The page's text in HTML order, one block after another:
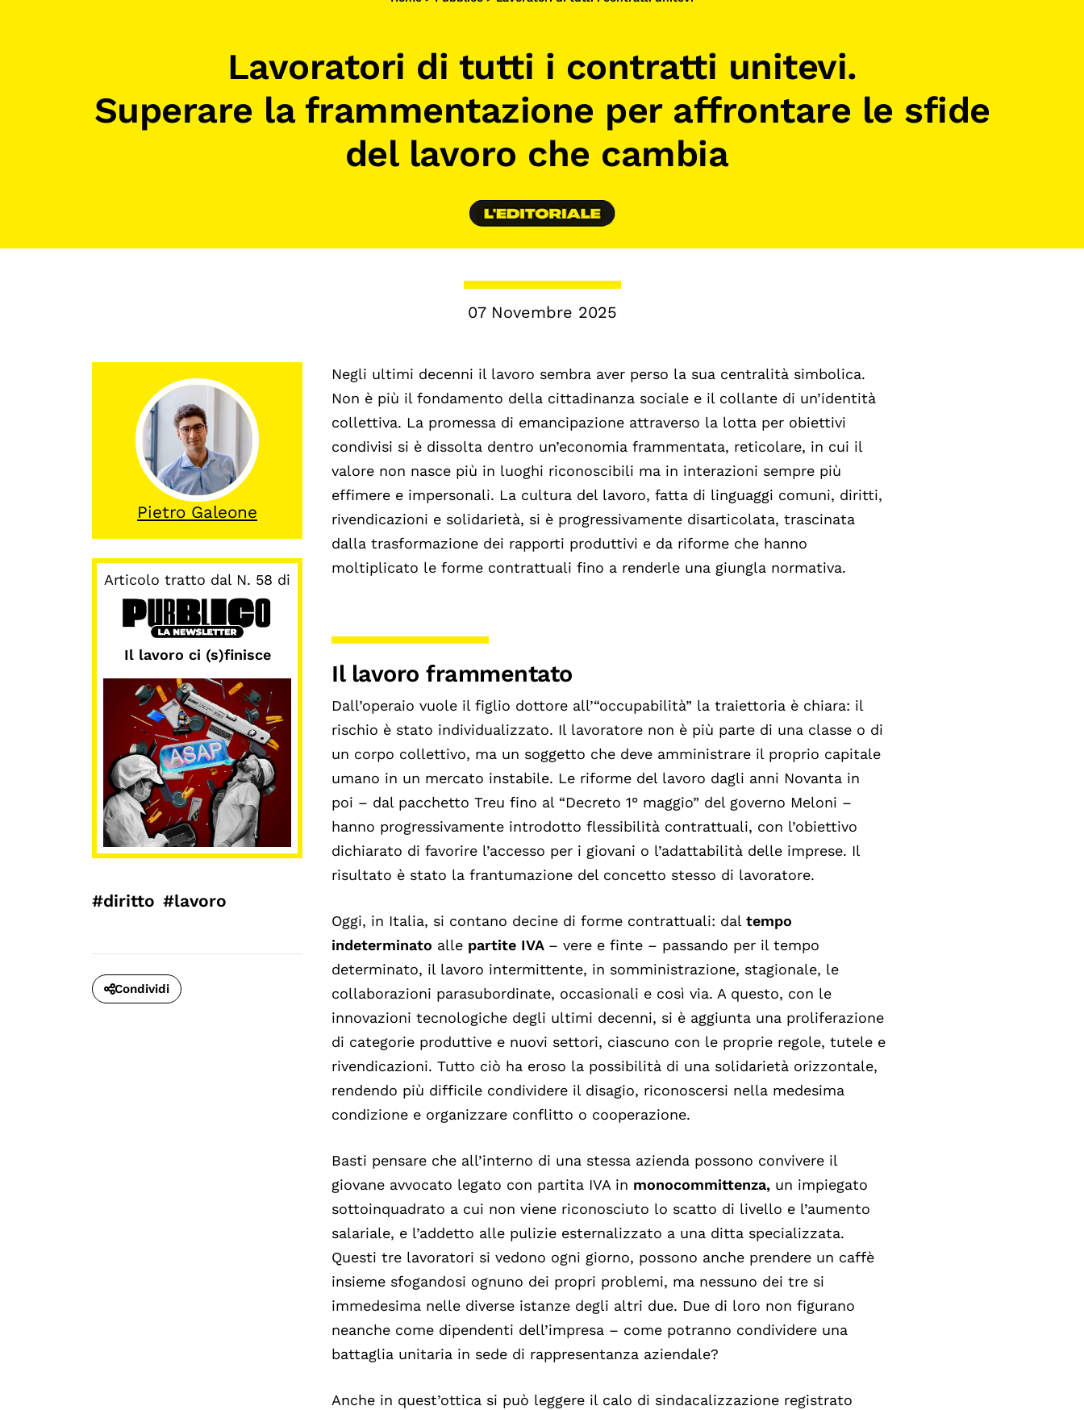
Elezioni dal mondo
Lavoratori di tutti i contratti unitevi.
Superare la frammentazione per affrontare le sfide
del lavoro che cambia
07 Novembre 2025
Pietro Galeone
Articolo tratto dal N. 58 di
Il lavoro ci (s)finisce
#diritto #lavoro
Condividi
Negli ultimi decenni il lavoro sembra aver perso la sua centralità simbolica.
Non è più il fondamento della cittadinanza sociale e il collante di un’identità
collettiva. La promessa di emancipazione attraverso la lotta per obiettivi
condivisi si è dissolta dentro un’economia frammentata, reticolare, in cui il
valore non nasce più in luoghi riconoscibili ma in interazioni sempre più
effimere e impersonali. La cultura del lavoro, fatta di linguaggi comuni, diritti,
rivendicazioni e solidarietà, si è progressivamente disarticolata, trascinata
dalla trasformazione dei rapporti produttivi e da riforme che hanno
moltiplicato le forme contrattuali fino a renderle una giungla normativa.
Il lavoro frammentato
Dall’operaio vuole il figlio dottore all’“occupabilità” la traiettoria è chiara: il
rischio è stato individualizzato. Il lavoratore non è più parte di una classe o di
un corpo collettivo, ma un soggetto che deve amministrare il proprio capitale
umano in un mercato instabile. Le riforme del lavoro dagli anni Novanta in
poi – dal pacchetto Treu fino al “Decreto 1° maggio” del governo Meloni –
hanno progressivamente introdotto flessibilità contrattuali, con l’obiettivo
dichiarato di favorire l’accesso per i giovani o l’adattabilità delle imprese. Il
risultato è stato la frantumazione del concetto stesso di lavoratore.
Oggi, in Italia, si contano decine di forme contrattuali: dal tempo
indeterminato alle partite IVA – vere e finte – passando per il tempo
determinato, il lavoro intermittente, in somministrazione, stagionale, le
collaborazioni parasubordinate, occasionali e così via. A questo, con le
innovazioni tecnologiche degli ultimi decenni, si è aggiunta una proliferazione
di categorie produttive e nuovi settori, ciascuno con le proprie regole, tutele e
rivendicazioni. Tutto ciò ha eroso la possibilità di una solidarietà orizzontale,
rendendo più difficile condividere il disagio, riconoscersi nella medesima
condizione e organizzare conflitto o cooperazione.
Basti pensare che all’interno di una stessa azienda possono convivere il
giovane avvocato legato con partita IVA in monocommittenza, un impiegato
sottoinquadrato a cui non viene riconosciuto lo scatto di livello e l’aumento
salariale, e l’addetto alle pulizie esternalizzato a una ditta specializzata.
Questi tre lavoratori si vedono ogni giorno, possono anche prendere un caffè
insieme sfogandosi ognuno dei propri problemi, ma nessuno dei tre si
immedesima nelle diverse istanze degli altri due. Due di loro non figurano
neanche come dipendenti dell’impresa – come potranno condividere una
battaglia unitaria in sede di rappresentanza aziendale?
Anche in quest’ottica si può leggere il calo di sindacalizzazione registrato